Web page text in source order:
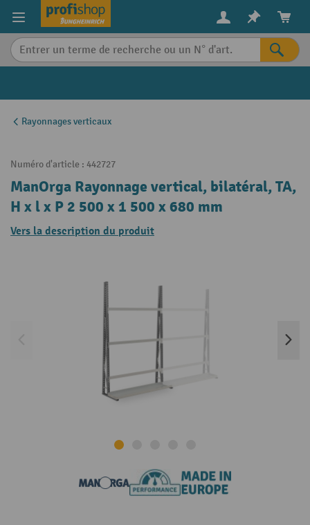
content
Rayonnages verticaux
Numéro d'article : 442727
ManOrga Rayonnage vertical, bilatéral, TA,
H x l x P 2 500 x 1 500 x 680 mm
Vers la description du produit